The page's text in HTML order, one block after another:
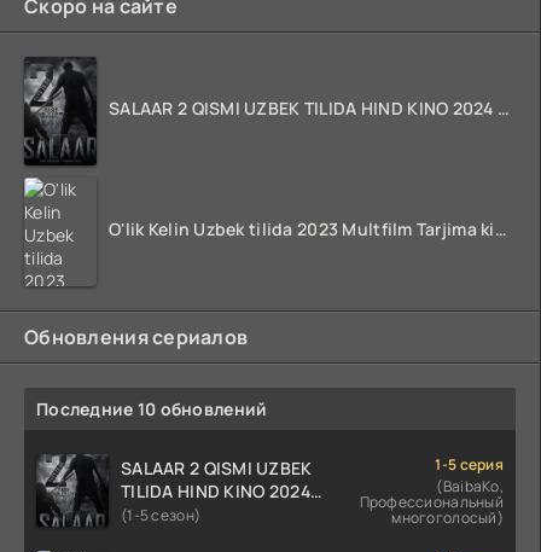
Скоро на сайте
SALAAR 2 QISMI UZBEK TILIDA HIND KINO 2024 TARJIMA 720p HD Skachat
O'lik Kelin Uzbek tilida 2023 Multfilm Tarjima kino skachat
Обновления сериалов
Последние 10 обновлений
SALAAR 2 QISMI UZBEK
TILIDA HIND KINO 2024
TARJIMA 720p HD Skachat
(1-5 сезон)
1-5 серия
(BaibaKo,
Профессиональный
многоголосый)